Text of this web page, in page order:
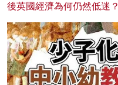
後英國經濟為何仍然低迷？